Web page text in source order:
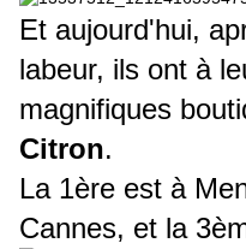
Et aujourd'hui,
labeur, ils ont à
magnifiques
Citron.
La 1ère est à
Cannes, et la